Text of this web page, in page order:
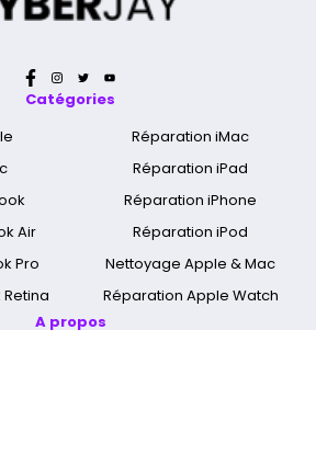
Catégories
Air
Pro
Réparation iMac
Réparation iPad
Réparation iPhone
Réparation iPod
Nettoyage Apple & Mac
Réparation Apple Watch
A propos